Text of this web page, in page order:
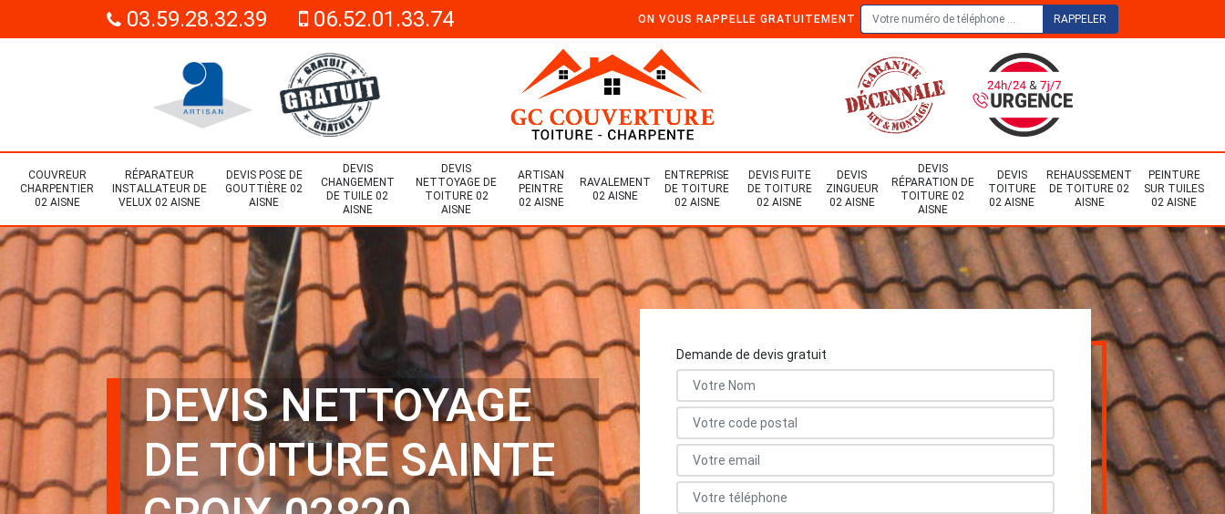
03.59.28.32.39 06.52.01.33.74 ON VOUS RAPPELLE GRATUITEMENT
COUVREUR
CHARPENTIER
02 AISNE
RÉPARATEUR
INSTALLATEUR DE
VELUX 02 AISNE
DEVIS POSE DE
GOUTTIÈRE 02
AISNE
DEVIS
CHANGEMENT
DE TUILE 02
AISNE
DEVIS
NETTOYAGE DE
TOITURE 02
AISNE
ARTISAN
PEINTRE
02 AISNE
RAVALEMENT
02 AISNE
ENTREPRISE
DE TOITURE
02 AISNE
DEVIS FUITE
DE TOITURE
02 AISNE
DEVIS
ZINGUEUR
02 AISNE
DEVIS
RÉPARATION DE
TOITURE 02
AISNE
DEVIS
TOITURE
02 AISNE
REHAUSSEMENT
DE TOITURE 02
AISNE
PEINTURE
SUR TUILES
02 AISNE
DEVIS NETTOYAGE
DE TOITURE SAINTE
Demande de devis gratuit